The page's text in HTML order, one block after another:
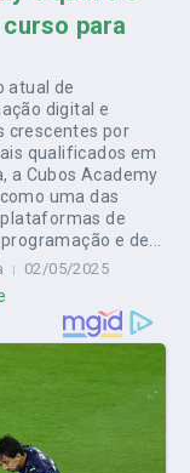
para
atual de
digital e
crescentes por
qualificados em
a Cubos Academy
uma das
de
e de...
02/05/2025